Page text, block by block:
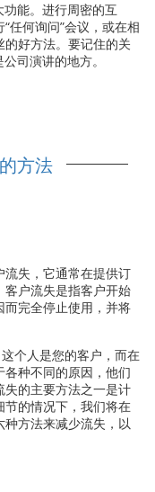
能。进行周密的互
任何询问”会议，或在相
的好方法。要记住的关
司演讲的地方。
方法
失，它通常在提供订
客户流失是指客户开始
完全停止使用，并将
个人是您的客户，而在
种不同的原因，他们
的主要方法之一是计
的情况下，我们将在
方法来减少流失，以